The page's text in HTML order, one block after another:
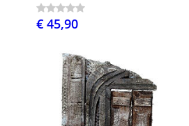
€ 45,90